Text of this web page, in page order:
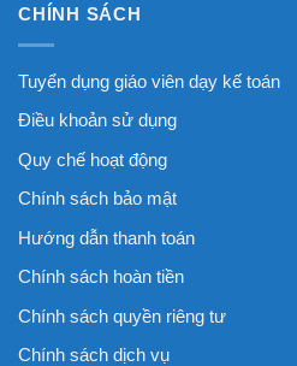
CHÍNH SÁCH
Tuyển dụng giáo viên dạy kế toán
Điều khoản sử dụng
Quy chế hoạt động
Chính sách bảo mật
Hướng dẫn thanh toán
Chính sách hoàn tiền
Chính sách quyền riêng tư
Chính sách dịch vụ